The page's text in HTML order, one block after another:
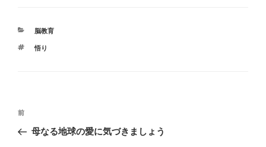
カ
ゴ
脳教育
タ
悟り
投
ナ
前
の
前
母なる地球の愛に気づきましょう